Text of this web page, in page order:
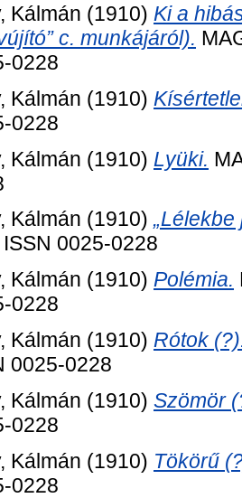
Kálmán (1910) Ki a
c. munkájáról).
0228
Kálmán (1910)
0228
Kálmán (1910) Lyüki.
Kálmán (1910) „Lélekbe
0025-0228
Kálmán (1910) Polémia.
0228
Kálmán (1910) Rótok
0025-0228
Kálmán (1910) Szömör
0228
Kálmán (1910) Tökörű
0228